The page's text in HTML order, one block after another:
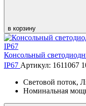
в корзину
Консольный
IP67 Артикул: 1611067
Световой поток,
Номинальная